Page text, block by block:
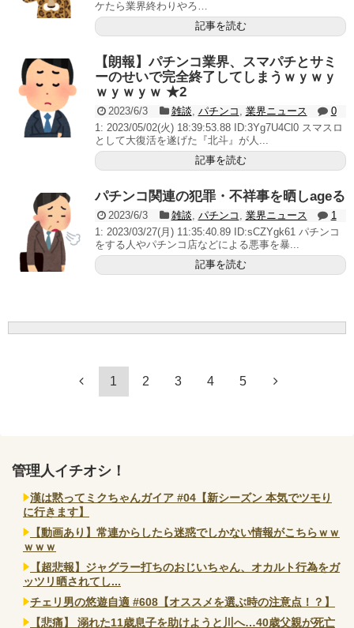
ケたら業界終わりやろ…
記事を読む
【朗報】パチンコ業界、スマパチとサミ
ーのせいで完全終了してしまうｗｙｗｙ
ｗｙｗｙｗ ★2
2023/6/3 雑談, パチンコ , 業界ニュース
0
1: 2023/05/02(火) 18:39:53.88 ID:3Yg7U4Cl0 スマスロ
として大復活を遂げた『北斗』が人...
記事を読む
パチンコ関連の犯罪・不祥事を晒しageる
2023/6/3 雑談, パチンコ , 業界ニュース
1
1: 2023/03/27(月) 11:35:40.89 ID:sCZYgk61 パチンコ
をする人やパチンコ店などによる悪事を暴...
記事を読む
1 2 3 4 5
管理人イチオシ！
漢は黙ってミクちゃんガイア #04【新シーズン 本気でツモり
に行きます】
【動画あり】常連からしたら迷惑でしかない情報がこちらｗｗ
ｗｗｗ
【超悲報】ジャグラー打ちのおじいちゃん、オカルト行為をガ
ッツリ晒されてし...
チェリ男の悠遊自適 #608【オススメを選ぶ時の注意点！？】
【悲痛】 溺れた11歳息子を助けようと川へ…40歳父親が死亡